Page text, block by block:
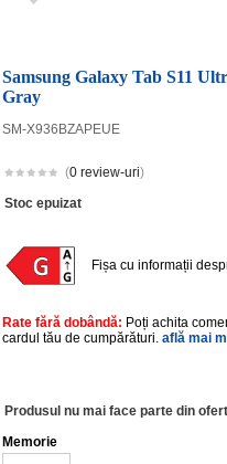
Samsung Galaxy Tab S11
Gray
SM-X936BZAPEUE
(0 review-uri)
Stoc epuizat
Fișa cu informații
Rate fără dobândă: Poți achita
cardul tău de cumpărături.află mai
Produsul nu mai face parte din
Memorie